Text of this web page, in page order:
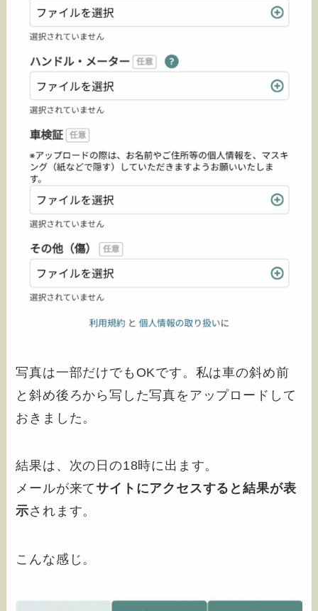
写真は一部だけでもOKです。私は車の斜め前
と斜め後ろから写した写真をアップロードして
おきました。
結果は、次の日の18時に出ます。
メールが来てサイトにアクセスすると結果が表
示されます。
こんな感じ。